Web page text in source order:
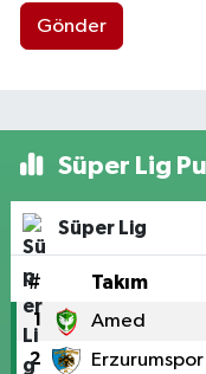
Gönder
Süper Lig
Süper Lig
# Takım
1 Amed
2 Erzurumspor